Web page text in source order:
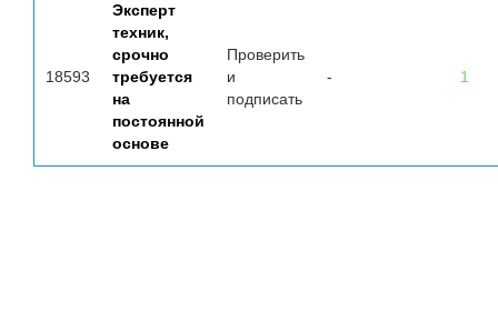
18593
Эксперт
техник,
срочно
требуется
на
постоянной
основе
Проверить
и
подписать
- 1